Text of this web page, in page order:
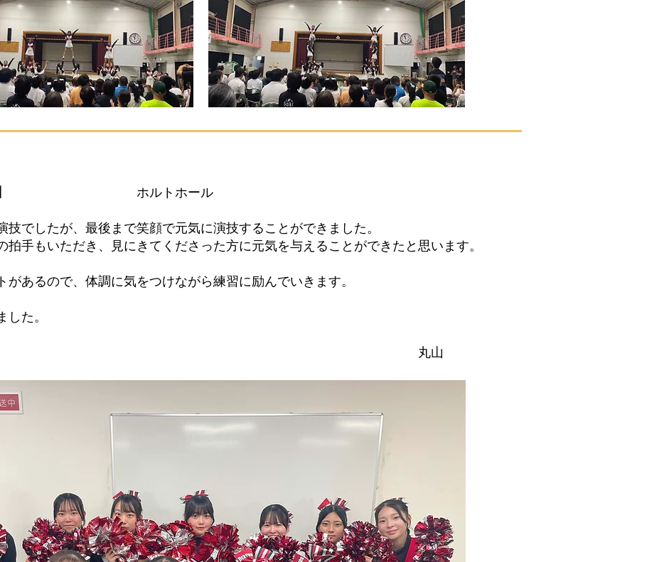
スタ2025】 ホルトホール
でしたが、最後まで笑顔で元気に演技することができました。
手もいただき、見にきてくださった方に元気を与えることができたと思います。
あるので、体調に気をつけながら練習に励んでいきます。
た。
山